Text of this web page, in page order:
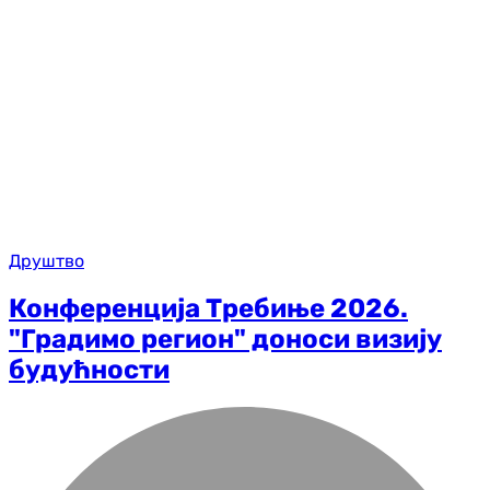
Друштво
Конференција Требиње 2026.
"Градимо регион" доноси визију
будућности